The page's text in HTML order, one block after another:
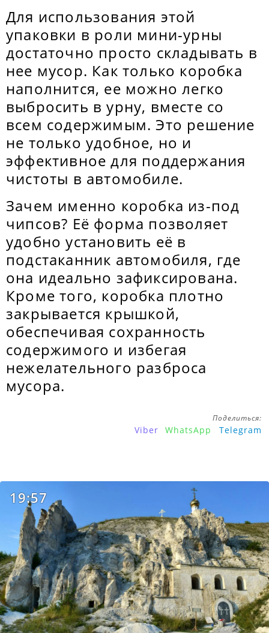
Для использования этой
упаковки в роли мини-урны
достаточно просто складывать в
нее мусор. Как только коробка
наполнится, ее можно легко
выбросить в урну, вместе со
всем содержимым. Это решение
не только удобное, но и
эффективное для поддержания
чистоты в автомобиле.
Зачем именно коробка из-под
чипсов? Её форма позволяет
удобно установить её в
подстаканник автомобиля, где
она идеально зафиксирована.
Кроме того, коробка плотно
закрывается крышкой,
обеспечивая сохранность
содержимого и избегая
нежелательного разброса
мусора.
Поделиться:
Viber WhatsApp Telegram
19:57